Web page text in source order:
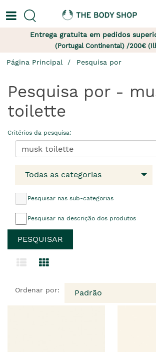
Entrega gratuita em pedidos
(Portugal Continental) /200€
Página Principal Pesquisa por
Pesquisa por -
toilette
Critérios da pesquisa:
Todas as categorias
Pesquisar nas sub-categorias
Pesquisar na descrição dos produtos
Ordenar por: Padrão